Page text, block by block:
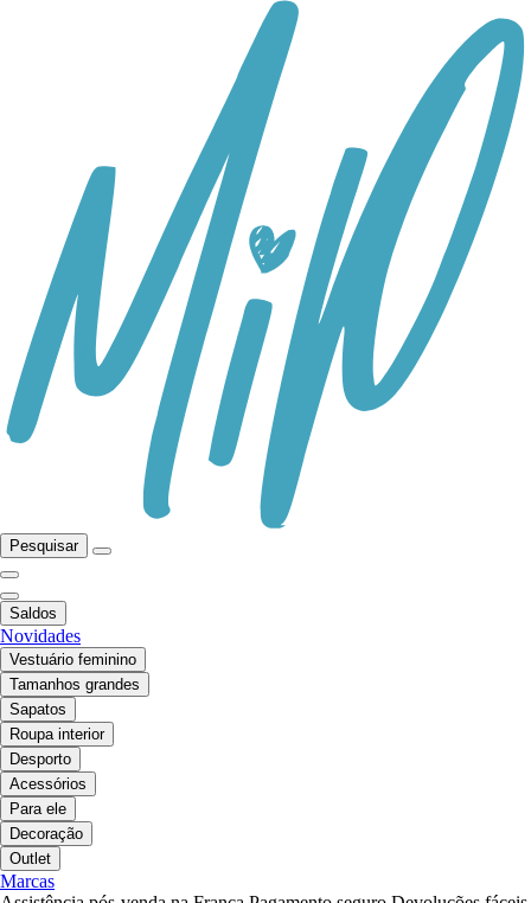
Pesquisar
Saldos
Novidades
Vestuário feminino
Tamanhos grandes
Sapatos
Roupa interior
Desporto
Acessórios
Para ele
Decoração
Outlet
Marcas